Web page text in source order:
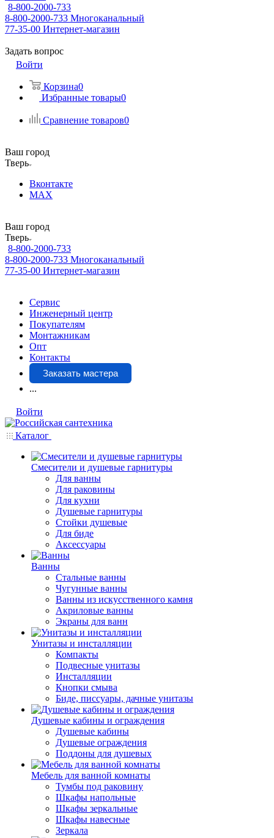
8-800-2000-733
8-800-2000-733 Многоканальный
77-35-00 Интернет-магазин
Задать вопрос
Войти
Корзина0
Избранные товары0
Сравнение товаров0
Ваш город
Тверь
Вконтакте
MAX
Ваш город
Тверь
8-800-2000-733
8-800-2000-733 Многоканальный
77-35-00 Интернет-магазин
Сервис
Инженерный центр
Покупателям
Монтажникам
Опт
Контакты
Заказать мастера
...
Войти
Каталог
Смесители и душевые гарнитуры
Для ванны
Для раковины
Для кухни
Душевые гарнитуры
Стойки душевые
Для биде
Аксессуары
Ванны
Стальные ванны
Чугунные ванны
Ванны из искусственного камня
Акриловые ванны
Экраны для ванн
Унитазы и инсталляции
Компакты
Подвесные унитазы
Инсталляции
Кнопки смыва
Биде, писсуары, дачные унитазы
Душевые кабины и ограждения
Душевые кабины
Душевые ограждения
Поддоны для душевых
Мебель для ванной комнаты
Тумбы под раковину
Шкафы напольные
Шкафы зеркальные
Шкафы навесные
Зеркала